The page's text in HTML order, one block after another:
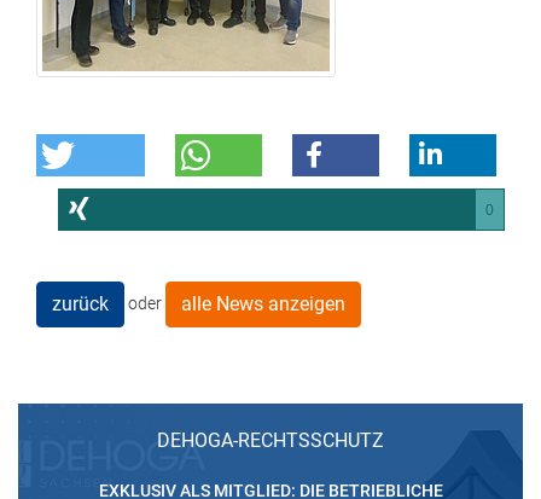
0
zurück oder alle News anzeigen
DEHOGA-RECHTSSCHUTZ
EXKLUSIV ALS MITGLIED: DIE BETRIEBLICHE